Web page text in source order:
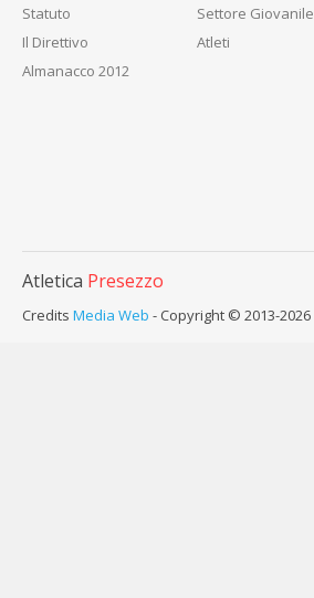
Statuto
Il Direttivo
Almanacco 2012
Settore Giovanile
Atleti
Atletica Presezzo
Credits Media Web - Copyright © 2013-2026